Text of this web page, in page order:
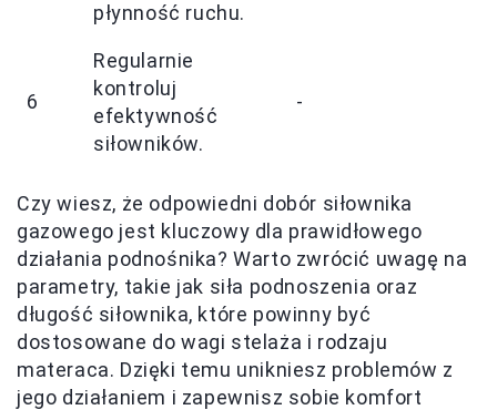
płynność ruchu.
6
Regularnie
kontroluj
efektywność
siłowników.
-
Czy wiesz, że odpowiedni dobór siłownika
gazowego jest kluczowy dla prawidłowego
działania podnośnika? Warto zwrócić uwagę na
parametry, takie jak siła podnoszenia oraz
długość siłownika, które powinny być
dostosowane do wagi stelaża i rodzaju
materaca. Dzięki temu unikniesz problemów z
jego działaniem i zapewnisz sobie komfort